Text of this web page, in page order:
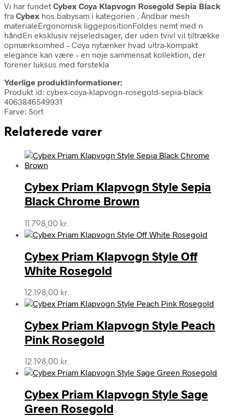
Vi har fundet Cybex Coya Klapvogn Rosegold Sepia Black
fra Cybex hos babysam i kategorien . Åndbar mesh
materialeErgonomisk liggepositionFoldes nemt med n
håndEn eksklusiv rejseledsager, der uden tvivl vil tiltrække
opmærksomhed – Coya nytænker hvad ultra-kompakt
elegance kan være – en nøje sammensat kollektion, der
forener luksus med førstekla
Yderlige produktinformationer:
Produkt id: cybex-coya-klapvogn-rosegold-sepia-black
4063846549931
Farve: Sort
Relaterede varer
Cybex Priam Klapvogn Style Sepia
Black Chrome Brown
11.798,00 kr.
Cybex Priam Klapvogn Style Off
White Rosegold
12.198,00 kr.
Cybex Priam Klapvogn Style Peach
Pink Rosegold
12.198,00 kr.
Cybex Priam Klapvogn Style Sage
Green Rosegold